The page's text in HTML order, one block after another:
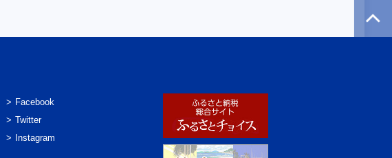
Facebook
Twitter
Instagram